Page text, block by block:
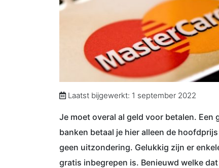
Laatst bijgewerkt: 1 september 2022
Je moet overal al geld voor betalen.
banken betaal je hier alleen de
geen uitzondering. Gelukkig zijn er
gratis inbegrepen is. Benieuwd welke